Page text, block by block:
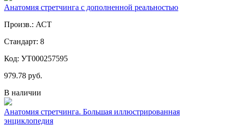
Анатомия стретчинга с дополненной реальностью
Произв.: АСТ
Стандарт: 8
Код: УТ000257595
979.78 руб.
В наличии
Анатомия стретчинга. Большая иллюстрированная
энциклопедия